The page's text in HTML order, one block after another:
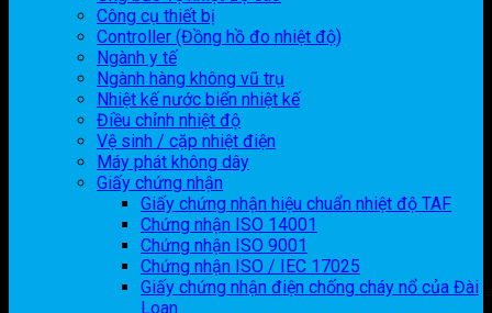
Công cụ thiết bị
Controller (Đồng hồ đo nhiệt độ)
Ngành y tế
Ngành hàng không vũ trụ
Nhiệt kế nước biển nhiệt kế
Điều chỉnh nhiệt độ
Vệ sinh / cặp nhiệt điện
Máy phát không dây
Giấy chứng nhận
Giấy chứng nhận hiệu chuẩn nhiệt độ TAF
Chứng nhận ISO 14001
Chứng nhận ISO 9001
Chứng nhận ISO / IEC 17025
Giấy chứng nhận điện chống cháy nổ của Đài
Loan